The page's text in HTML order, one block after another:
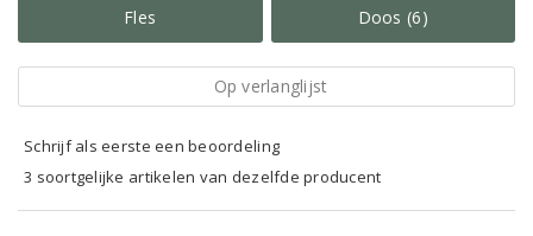
Fles Doos (6)
Op verlanglijst
Schrijf als eerste een beoordeling
3 soortgelijke artikelen van dezelfde producent